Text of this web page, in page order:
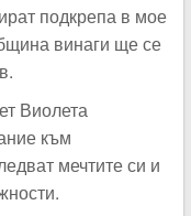
подкрепа в мое
винаги ще се
Виолета
към
мечтите си и